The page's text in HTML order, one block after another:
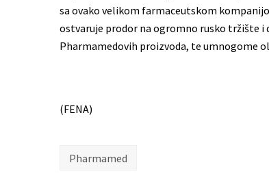
sa ovako velikom farmaceutskom
ostvaruje prodor na ogromno rusko tržište
Pharmamedovih proizvoda, te umnogome
(FENA)
Pharmamed